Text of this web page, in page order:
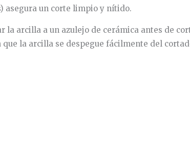
asegura un corte limpio y nítido.
arcilla a un azulejo de cerámica antes de
la arcilla se despegue fácilmente del